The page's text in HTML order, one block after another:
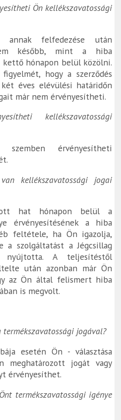
Ön kellékszavatossági
felfedezése után
később, mint a hiba
hónapon belül közölni.
hogy a szerződés
éves elévülési határidőn
már nem érvényesítheti.
kellékszavatossági
érvényesítheti
kellékszavatossági jogai
hat hónapon belül a
érvényesítésének a hiba
feltétele, ha Ön igazolja,
szolgáltatást a Jégcsillag
nyújtotta. A teljesítéstől
után azonban már Ön
az Ön által felismert hiba
is megvolt.
jogával?
esetén Ön - választása
meghatározott jogát vagy
érvényesíthet.
termékszavatossági igénye